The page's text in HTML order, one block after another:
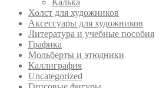
Калька
Холст для художников
Аксессуары для художников
Литература и учебные пособия
Графика
Мольберты и этюдники
Каллиграфия
Uncategorized